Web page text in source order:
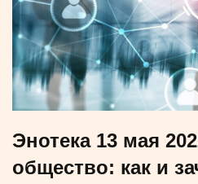
Энотека 13 мая
общество: как и